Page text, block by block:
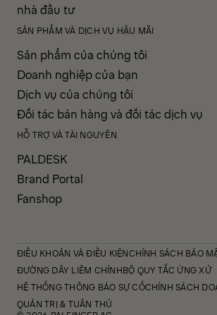
nhà đầu tư
SẢN PHẨM VÀ DỊCH VỤ HẬU MÃI
Sản phẩm của chúng tôi
Doanh nghiệp của bạn
Dịch vụ của chúng tôi
Đối tác bán hàng và đối tác dịch vụ
HỖ TRỢ VÀ TÀI NGUYÊN
PALDESK
Brand Portal
Fanshop
ĐIỀU KHOẢN VÀ ĐIỀU KIỆNCHÍNH SÁCH BẢO
ĐƯỜNG DÂY LIÊM CHÍNHBỘ QUY TẮC ỨNG XỬ
HỆ THỐNG THÔNG BÁO SỰ CỐCHÍNH SÁCH
QUẢN TRỊ & TUÂN THỦ